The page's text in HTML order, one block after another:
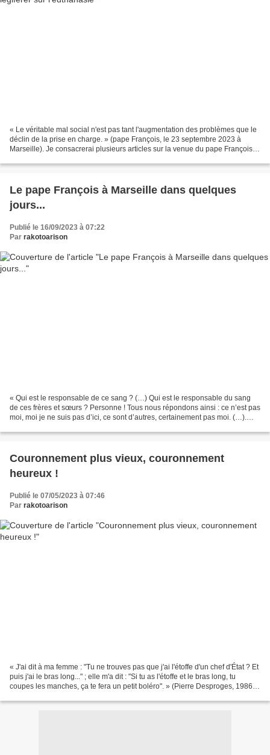
« Le véritable mal social n'est pas tant l'augmentation des problèmes que le
déclin de la prise en charge. » (pape François, le 23 septembre 2023 à
Marseille). Je consacrerai plusieurs articles sur la venue du pape François à
Le pape François à Marseille dans quelques
jours...
Publié le 16/09/2023 à 07:22
Par rakotoarison
« Qui est le responsable de ce sang ? (…) Qui est le responsable du sang
de ces frères et sœurs ? Personne ! Tous nous répondons ainsi : ce n’est pas
moi, moi je ne suis pas d’ici, ce sont d’autres, certainement pas moi. (…).
Couronnement plus vieux, couronnement
heureux !
Publié le 07/05/2023 à 07:46
Par rakotoarison
« J'ai dit à ma femme : "Tu ne trouves pas que j'ai l'étoffe d'un chef d'État ? Et
puis j'ai le bras long..." ; elle m'a dit : "Si tu as l'étoffe et le bras long, tu
coupes les manches, ça te fera un petit boléro". » (Pierre Desproges, 1986).